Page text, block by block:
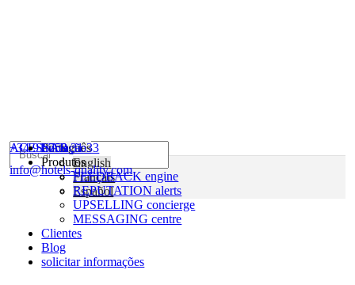
Português
English
Français
Español
+34 91 759 31 33
info@hotels-quality.com
ACESSAR
Iniciação
Produtos
FEEDBACK engine
REPUTATION alerts
UPSELLING concierge
MESSAGING centre
Clientes
Blog
solicitar informações